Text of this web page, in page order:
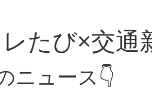
たび×交通
ニュース👇